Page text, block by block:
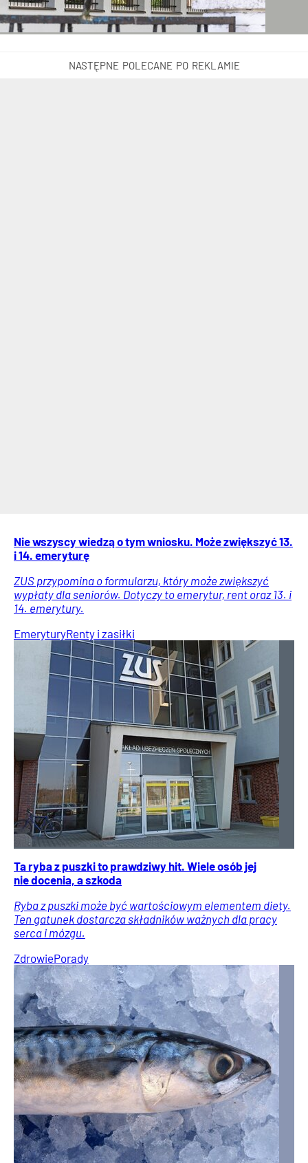
Nie wszyscy wiedzą o tym wniosku. Może zwiększyć 13.
i 14. emeryturę
ZUS przypomina o formularzu, który może zwiększyć
wypłaty dla seniorów. Dotyczy to emerytur, rent oraz 13. i
14. emerytury.
EmeryturyRenty i zasiłki
Ta ryba z puszki to prawdziwy hit. Wiele osób jej
nie docenia, a szkoda
Ryba z puszki może być wartościowym elementem diety.
Ten gatunek dostarcza składników ważnych dla pracy
serca i mózgu.
ZdrowiePorady